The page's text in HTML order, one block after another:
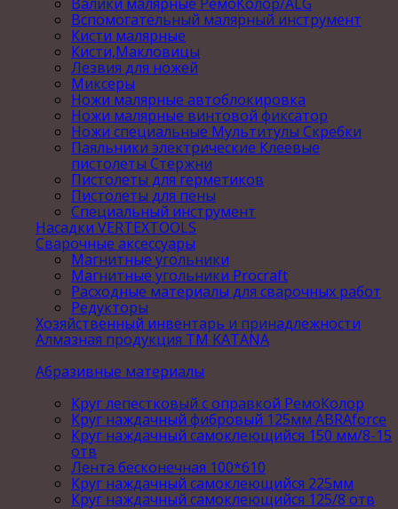
Вспомогательный малярный инструмент
Кисти малярные
Кисти,Макловицы
Лезвия для ножей
Миксеры
Ножи малярные автоблокировка
Ножи малярные винтовой фиксатор
Ножи специальные Мультитулы Скребки
Паяльники электрические Клеевые
пистолеты Стержни
Пистолеты для герметиков
Пистолеты для пены
Специальный инструмент
Насадки VERTEXTOOLS
Сварочные аксессуары
Магнитные угольники
Магнитные угольники Procraft
Расходные материалы для сварочных работ
Редукторы
Хозяйственный инвентарь и принадлежности
Алмазная продукция ТМ KATANA
Абразивные материалы
Круг лепестковый с оправкой РемоКолор
Круг наждачный фибровый 125мм ABRAforce
Круг наждачный самоклеющийся 150 мм/8-15
отв
Лента бесконечная 100*610
Круг наждачный самоклеющийся 225мм
Круг наждачный самоклеющийся 125/8 отв